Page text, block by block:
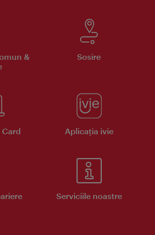
&
Sosire
Aplicaţia ivie
Serviciile noastre